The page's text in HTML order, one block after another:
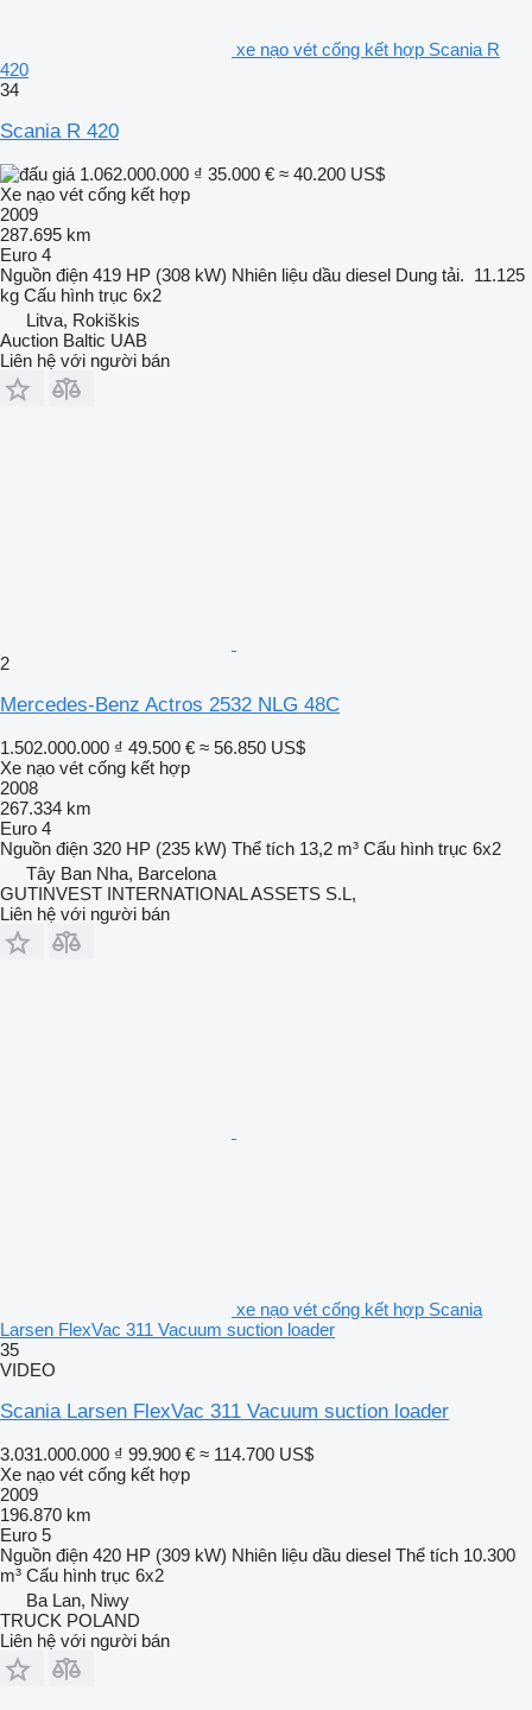
xe nạo vét cống kết hợp Scania R
420
34
Scania R 420
1.062.000.000 ₫ 35.000 € ≈ 40.200 US$
Xe nạo vét cống kết hợp
2009
287.695 km
Euro 4
Nguồn điện 419 HP (308 kW) Nhiên liệu dầu diesel Dung tải. 11.125
kg Cấu hình trục 6x2
Litva, Rokiškis
Auction Baltic UAB
Liên hệ với người bán
2
Mercedes-Benz Actros 2532 NLG 48C
1.502.000.000 ₫ 49.500 € ≈ 56.850 US$
Xe nạo vét cống kết hợp
2008
267.334 km
Euro 4
Nguồn điện 320 HP (235 kW) Thể tích 13,2 m³ Cấu hình trục 6x2
Tây Ban Nha, Barcelona
GUTINVEST INTERNATIONAL ASSETS S.L,
Liên hệ với người bán
xe nạo vét cống kết hợp Scania
Larsen FlexVac 311 Vacuum suction loader
35
VIDEO
Scania Larsen FlexVac 311 Vacuum suction loader
3.031.000.000 ₫ 99.900 € ≈ 114.700 US$
Xe nạo vét cống kết hợp
2009
196.870 km
Euro 5
Nguồn điện 420 HP (309 kW) Nhiên liệu dầu diesel Thể tích 10.300
m³ Cấu hình trục 6x2
Ba Lan, Niwy
TRUCK POLAND
Liên hệ với người bán